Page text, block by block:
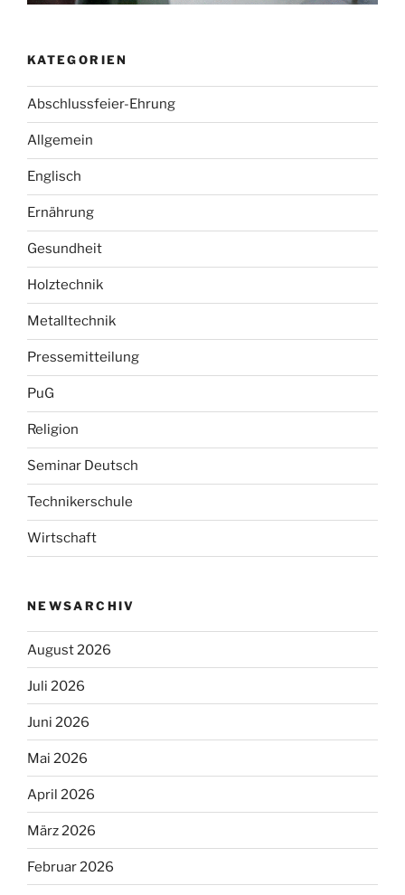
KATEGORIEN
Abschlussfeier-Ehrung
Allgemein
Englisch
Ernährung
Gesundheit
Holztechnik
Metalltechnik
Pressemitteilung
PuG
Religion
Seminar Deutsch
Technikerschule
Wirtschaft
NEWSARCHIV
August 2026
Juli 2026
Juni 2026
Mai 2026
April 2026
März 2026
Februar 2026